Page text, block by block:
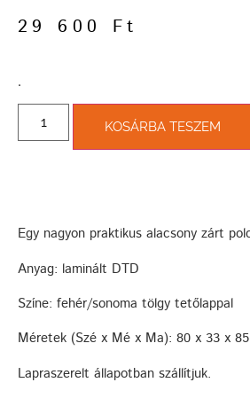
29 600 Ft
­.
KOSÁRBA TESZEM
Egy nagyon praktikus alacsony zárt
Anyag: laminált DTD
Színe: fehér/sonoma tölgy tetőlappal
Méretek (Szé x Mé x Ma): 80 x 33 x
Lapraszerelt állapotban szállítjuk.